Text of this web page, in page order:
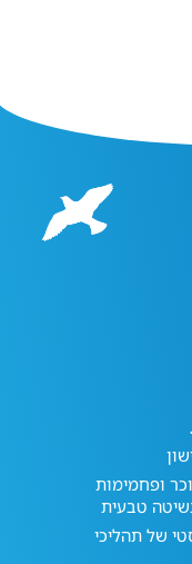
ופחמימות
טבעית
של תהליכי